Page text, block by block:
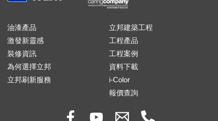
油漆產品
激發新靈感
裝修資訊
為何選擇立邦
立邦刷新服務
立邦建築工程
工程產品
工程案例
資料下載
i-Color
報價查詢